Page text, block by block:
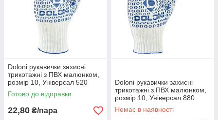
Doloni рукавички захисні
трикотажні з ПВХ малюнком,
розмір 10, Універсал 520
Готово до відправки
22,80 ₴/пара
Doloni рукавички захисні
трикотажні з ПВХ малюнком,
розмір 10, Універсал 880
Немає в наявності